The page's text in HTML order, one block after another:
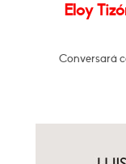
Eloy
Conversará